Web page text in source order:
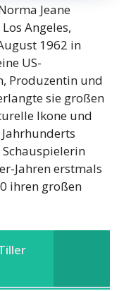
Jeane
Angeles,
1962 in
US-
Produzentin und
sie großen
Ikone und
Jahren erstmals
ihren großen